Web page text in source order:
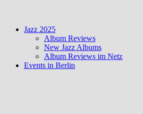
Jazz 2025
Album Reviews
New Jazz Albums
Album Reviews im Netz
Events in Berlin